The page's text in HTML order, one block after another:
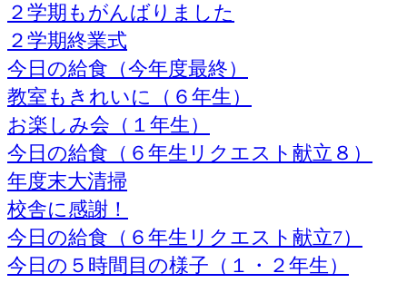
２学期もがんばりました
２学期終業式
今日の給食（今年度最終）
教室もきれいに（６年生）
お楽しみ会（１年生）
今日の給食（６年生リクエスト献立８）
年度末大清掃
校舎に感謝！
今日の給食（６年生リクエスト献立7）
今日の５時間目の様子（１・２年生）